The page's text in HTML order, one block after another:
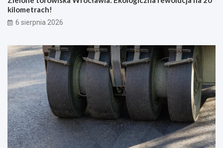
kilometrach!
6 sierpnia 2026